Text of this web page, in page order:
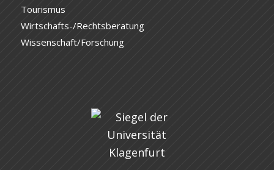
Tourismus
Wirtschafts-/Rechtsberatung
Wissenschaft/Forschung